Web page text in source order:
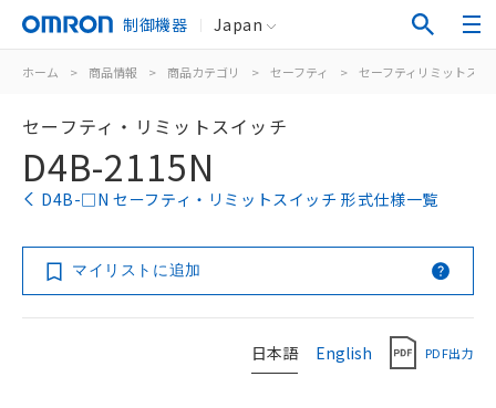
制御機器 Japan
ホーム > 商品情報 > 商品カテゴリ > セーフティ > セーフティリミットスイ
セーフティ・リミットスイッチ
D4B-2115N
D4B-□N セーフティ・リミットスイッチ 形式仕様一覧
マイリストに追加
日本語 English PDF出力